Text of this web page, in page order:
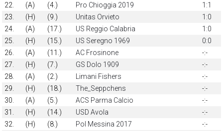
22.
(A) (4.) Pro Chioggia 2019
1:1
23.
(H) (9.) Unitas Orvieto
1:0
24.
(A) (17.) US Reggio Calabria
1:0
25.
(H) (15.) US Seregno 1969
0:0
26.
(A) (11.) AC Frosinone
-:-
27.
(H) (7.) GS Dolo 1909
-:-
28.
(A) (2.) Limani Fishers
-:-
29.
(H) (18.) The_Seppchens
-:-
30.
(A) (5.) ACS Parma Calcio
-:-
31.
(H) (14.) USD Avola
-:-
32.
(H) (8.) Pol Messina 2017
-:-